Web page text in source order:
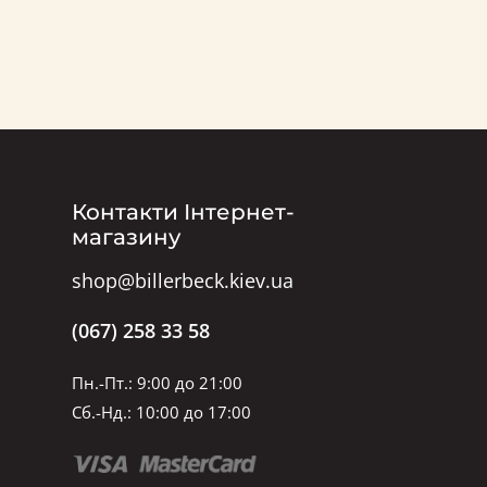
Контакти Інтернет-
магазину
shop@billerbeck.kiev.ua
(067) 258 33 58
Пн.-Пт.: 9:00 до 21:00
Сб.-Нд.: 10:00 до 17:00